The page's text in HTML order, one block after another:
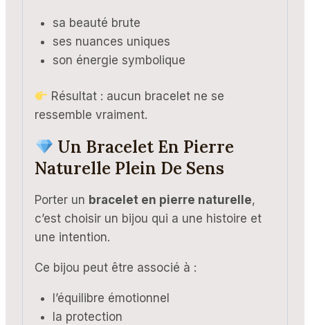
sa beauté brute
ses nuances uniques
son énergie symbolique
Résultat : aucun bracelet ne se
ressemble vraiment.
Un Bracelet En Pierre
Naturelle Plein De Sens
Porter un bracelet en pierre naturelle,
c’est choisir un bijou qui a une histoire et
une intention.
Ce bijou peut être associé à :
l’équilibre émotionnel
la protection